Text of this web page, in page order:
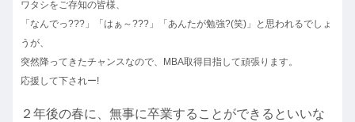
ワタシをご存知の皆様、
「なんでっ???」「はぁ～???」「あんたが勉強?(笑)」と思われるでしょ
うが、
突然降ってきたチャンスなので、MBA取得目指して頑張ります。
応援して下されー!
２年後の春に、無事に卒業することができるといいな